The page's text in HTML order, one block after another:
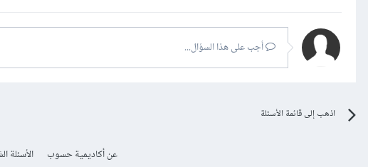
أجب على هذا السؤال...
اذهب إلى قائمة الأسئلة
عن أكاديمية حسوب الأسئلة